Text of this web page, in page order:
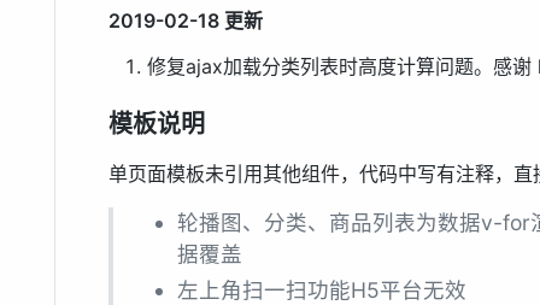
2019-02-18 更新
修复ajax加载分类列表时高度计算问题。感
模板说明
单页面模板未引用其他组件，代码中写有注释，
轮播图、分类、商品列表为数据v-for
据覆盖
左上角扫一扫功能H5平台无效